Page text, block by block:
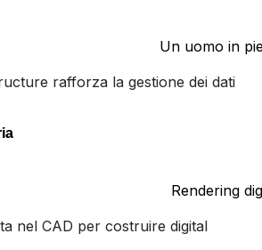
rafforza la gestione dei dati
nel CAD per costruire digital